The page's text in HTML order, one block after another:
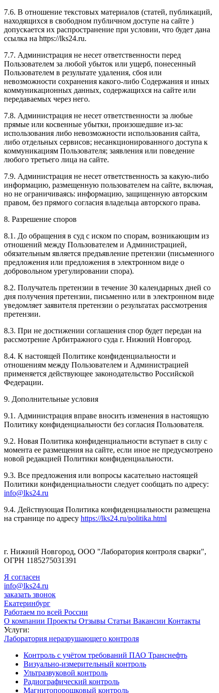
7.6. В отношение текстовых материалов (статей, публикаций,
находящихся в свободном публичном доступе на сайте )
допускается их распространение при условии, что будет дана
ссылка на https://lks24.ru.
7.7. Администрация не несет ответственности перед
Пользователем за любой убыток или ущерб, понесенный
Пользователем в результате удаления, сбоя или
невозможности сохранения какого-либо Содержания и иных
коммуникационных данных, содержащихся на сайте или
передаваемых через него.
7.8. Администрация не несет ответственности за любые
прямые или косвенные убытки, произошедшие из-за:
использования либо невозможности использования сайта,
либо отдельных сервисов; несанкционированного доступа к
коммуникациям Пользователя; заявления или поведение
любого третьего лица на сайте.
7.9. Администрация не несет ответственность за какую-либо
информацию, размещенную пользователем на сайте, включая,
но не ограничиваясь: информацию, защищенную авторским
правом, без прямого согласия владельца авторского права.
8. Разрешение споров
8.1. До обращения в суд с иском по спорам, возникающим из
отношений между Пользователем и Администрацией,
обязательным является предъявление претензии (письменного
предложения или предложения в электронном виде о
добровольном урегулировании спора).
8.2. Получатель претензии в течение 30 календарных дней со
дня получения претензии, письменно или в электронном виде
уведомляет заявителя претензии о результатах рассмотрения
претензии.
8.3. При не достижении соглашения спор будет передан на
рассмотрение Арбитражного суда г. Нижний Новгород.
8.4. К настоящей Политике конфиденциальности и
отношениям между Пользователем и Администрацией
применяется действующее законодательство Российской
Федерации.
9. Дополнительные условия
9.1. Администрация вправе вносить изменения в настоящую
Политику конфиденциальности без согласия Пользователя.
9.2. Новая Политика конфиденциальности вступает в силу с
момента ее размещения на сайте, если иное не предусмотрено
новой редакцией Политики конфиденциальности.
9.3. Все предложения или вопросы касательно настоящей
Политики конфиденциальности следует сообщать по адресу:
info@lks24.ru
9.4. Действующая Политика конфиденциальности размещена
на странице по адресу https://lks24.ru/politika.html
г. Нижний Новгород, ООО "Лаборатория контроля сварки",
ОГРН 1185275031391
Я согласен
info@lks24.ru
заказать звонок
Екатеринбург
Работаем по всей России
О компании Проекты Отзывы Статьи Вакансии Контакты
Услуги:
Лаборатория неразрушающего контроля
Контроль с учётом требований ПАО Транснефть
Визуально-измерительный контроль
Ультразвуковой контроль
Радиографический контроль
Магнитопорошковый контроль